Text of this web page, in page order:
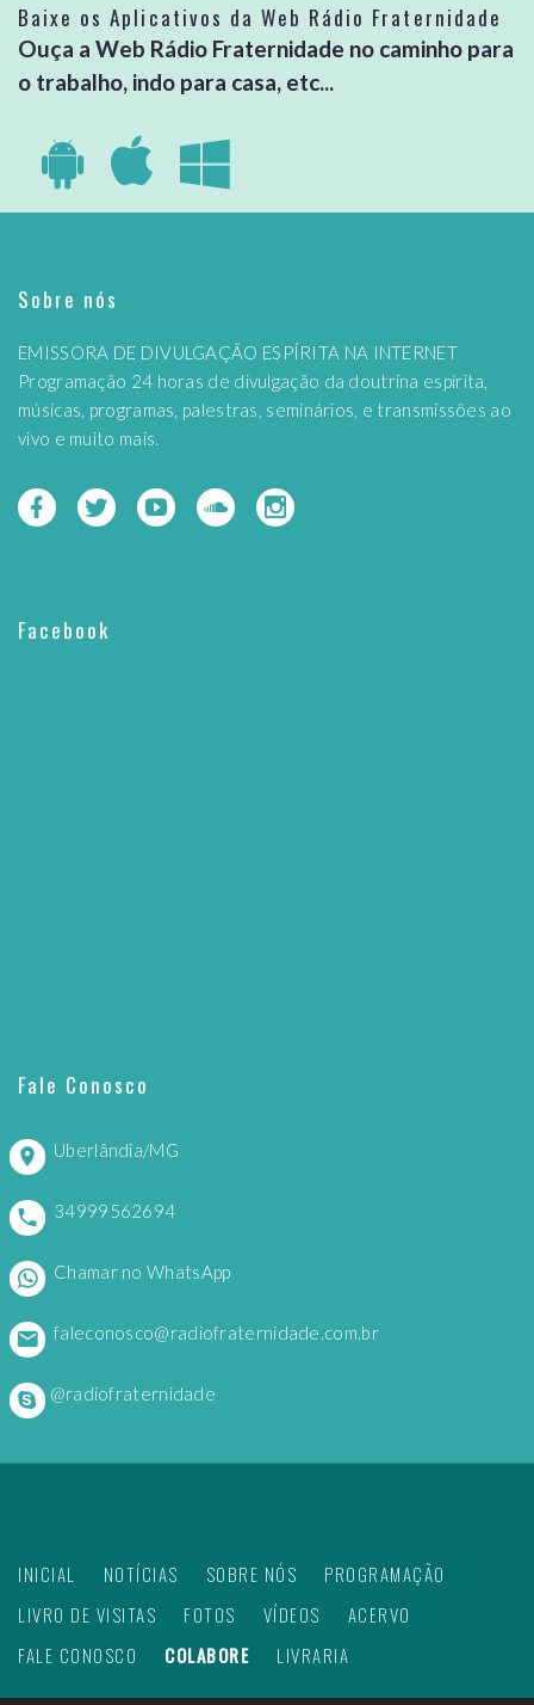
Baixe os Aplicativos da Web Rádio Fraternidade
Ouça a Web Rádio Fraternidade no caminho para
o trabalho, indo para casa, etc...
Sobre nós
EMISSORA DE DIVULGAÇÃO ESPÍRITA NA INTERNET
Programação 24 horas de divulgação da doutrina espírita,
músicas, programas, palestras, seminários, e transmissões ao
vivo e muito mais.
Facebook
Fale Conosco
Uberlândia/MG
34999562694
Chamar no WhatsApp
faleconosco@radiofraternidade.com.br
@radiofraternidade
INICIAL NOTÍCIAS SOBRE NÓS
PROGRAMAÇÃO
LIVRO DE VISITAS
FOTOS VÍDEOS
ACERVO
FALE CONOSCO
COLABORE LIVRARIA